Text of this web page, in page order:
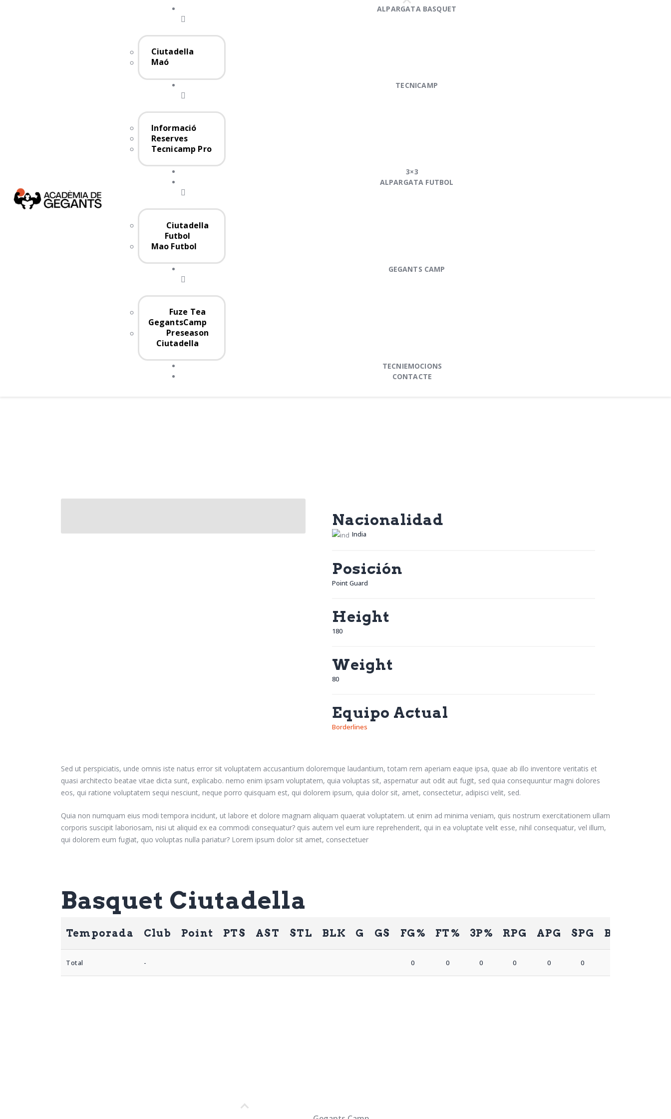
ALPARGATA BASQUET
Ciutadella
Maó
TECNICAMP
Informació
Reserves
Tecnicamp Pro
3×3
ALPARGATA FUTBOL
Ciutadella
Futbol
Mao Futbol
GEGANTS CAMP
Fuze Tea
GegantsCamp
Preseason
Ciutadella
TECNIEMOCIONS
CONTACTE
Nacionalidad
India
Posición
Point Guard
Height
180
Weight
80
Equipo Actual
Borderlines
Sed ut perspiciatis, unde omnis iste natus error sit voluptatem accusantium doloremque laudantium, totam rem aperiam eaque ipsa, quae ab illo inventore veritatis et
quasi architecto beatae vitae dicta sunt, explicabo. nemo enim ipsam voluptatem, quia voluptas sit, aspernatur aut odit aut fugit, sed quia consequuntur magni dolores
eos, qui ratione voluptatem sequi nesciunt, neque porro quisquam est, qui dolorem ipsum, quia dolor sit, amet, consectetur, adipisci velit, sed.
Quia non numquam eius modi tempora incidunt, ut labore et dolore magnam aliquam quaerat voluptatem. ut enim ad minima veniam, quis nostrum exercitationem ullam
corporis suscipit laboriosam, nisi ut aliquid ex ea commodi consequatur? quis autem vel eum iure reprehenderit, qui in ea voluptate velit esse, nihil consequatur, vel illum,
qui dolorem eum fugiat, quo voluptas nulla pariatur? Lorem ipsum dolor sit amet, consectetuer
Basquet Ciutadella
Temporada Club Point PTS AST STL BLK G GS FG% FT% 3P% RPG APG SPG BPG
Total - 0 0 0 0 0 0